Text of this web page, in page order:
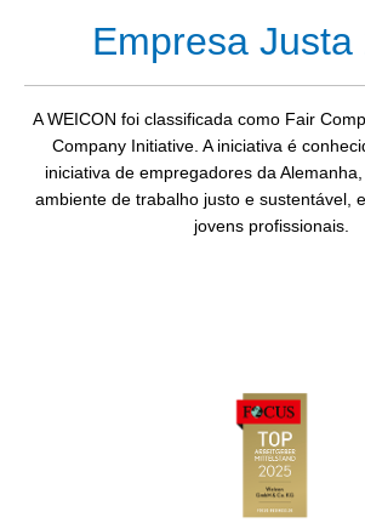
Empresa Justa
A WEICON foi classificada como Fair
Company Initiative. A iniciativa é
iniciativa de empregadores da
ambiente de trabalho justo e sustentável,
jovens profissionais.